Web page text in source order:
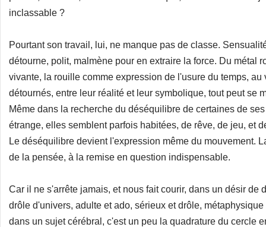
inclassable ?
Pourtant son travail, lui, ne manque pas de classe.
détourne, polit, malmène pour en extraire la force. Du métal
vivante, la rouille comme expression de l'usure du temps, au
détournés, entre leur réalité et leur symbolique, tout peut se
Même dans la recherche du déséquilibre de certaines de
étrange, elles semblent parfois habitées, de rêve, de jeu, et
Le déséquilibre devient l'expression même du mouvement.
de la pensée, à la remise en question indispensable.
Car il ne s'arrête jamais, et nous fait courir, dans un désir de
drôle d'univers, adulte et ado, sérieux et drôle,
dans un sujet cérébral, c'est un peu la quadrature du cercle